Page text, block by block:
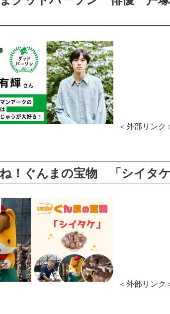
＜外部リンク
！ぐんまの宝物 「シイタ
＜外部リンク